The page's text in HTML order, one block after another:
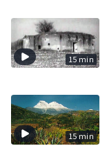
15 min
15 min